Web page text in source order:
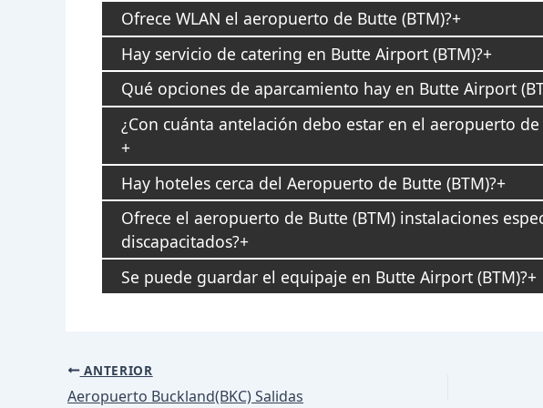
Ofrece WLAN el aeropuerto de Butte (BTM)?
Hay servicio de catering en Butte Airport (BTM)?
Qué opciones de aparcamiento hay en Butte Airport
¿Con cuánta antelación debo estar en el aeropuerto
Hay hoteles cerca del Aeropuerto de Butte (BTM)?
Ofrece el aeropuerto de Butte (BTM) instalaciones
discapacitados?
Se puede guardar el equipaje en Butte Airport (BTM)?
Navegación
de
ANTERIOR
Aeropuerto Buckland(BKC) Salidas